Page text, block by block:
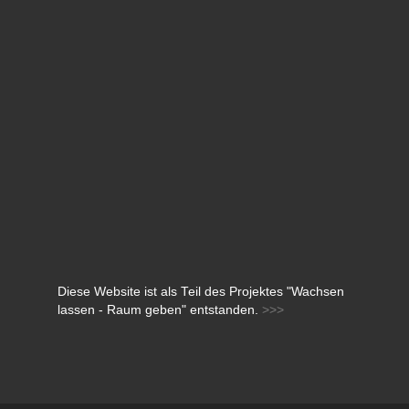
Diese Website ist als Teil des Projektes "Wachsen
lassen - Raum geben" entstanden. >>>